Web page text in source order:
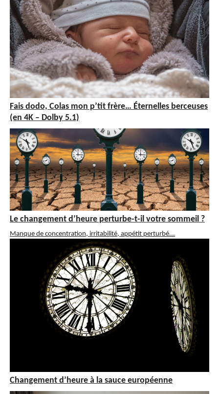
Fais dodo, Colas mon p’tit frère… Éternelles berceuses
(en 4K – Dolby 5.1)
Le changement d’heure perturbe-t-il votre sommeil ?
Manque de concentration, irritabilité, appétit perturbé...
Changement d’heure à la sauce européenne